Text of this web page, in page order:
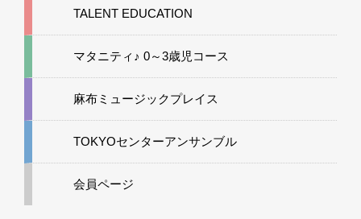
TALENT EDUCATION
マタニティ♪ 0～3歳児コース
麻布ミュージックプレイス
TOKYOセンターアンサンブル
会員ページ